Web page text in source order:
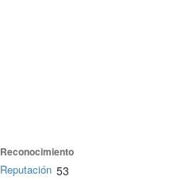
Reconocimiento
Reputación 53